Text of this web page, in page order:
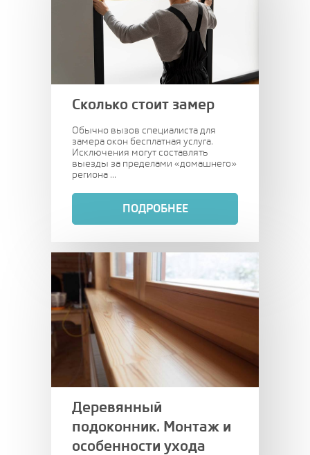
Сколько стоит замер
Обычно вызов специалиста для
замера окон бесплатная услуга.
Исключения могут составлять
выезды за пределами «домашнего»
региона ...
ПОДРОБНЕЕ
Деревянный
подоконник. Монтаж и
особенности ухода